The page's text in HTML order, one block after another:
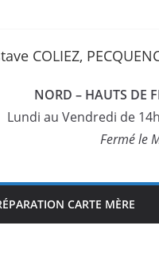
COLIEZ,
NORD – HAUTS DE
Lundi au Vendredi de
Fermé le
CARTE MÈRE